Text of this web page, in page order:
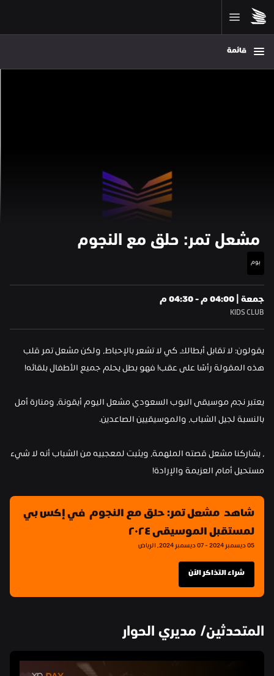
قائمة
يوم
جمعة | 04:00 م - 04:30 م
KIDS CLUB
هذه المقولة رأسًا على عقب! فهو بطل يحلم جميع الأطفال بلقائه!
بالنسبة لجيل الشباب، والموسيقيين الصاعدين.
مستحيل أمام العزيمة والإرادة!
لمستقبل الموسيقى ٢٠٢٤
05 ديسمبر 2024 - 07 ديسمبر 2024, الرياض
شراء التذاكر الآن
المتحدثين/ مديري الحوار